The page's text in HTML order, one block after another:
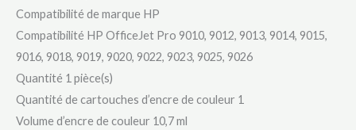
Compatibilité de marque HP
Compatibilité HP OfficeJet Pro 9010, 9012, 9013, 9014, 9015,
9016, 9018, 9019, 9020, 9022, 9023, 9025, 9026
Quantité 1 pièce(s)
Quantité de cartouches d’encre de couleur 1
Volume d’encre de couleur 10,7 ml